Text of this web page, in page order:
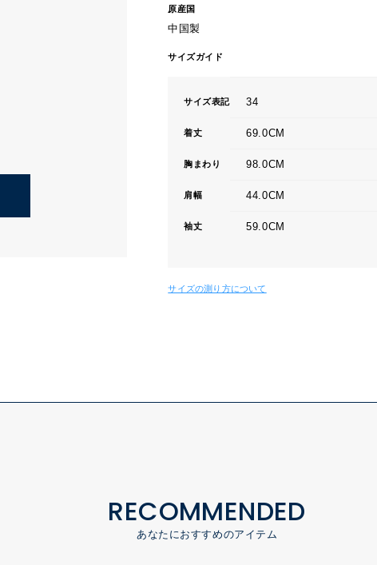
原産国
中国製
サイズガイド
サイズ表記 34
着丈 69.0CM
胸まわり 98.0CM
肩幅 44.0CM
袖丈 59.0CM
サイズの測り方について
RECOMMENDED
あなたにおすすめのアイテム